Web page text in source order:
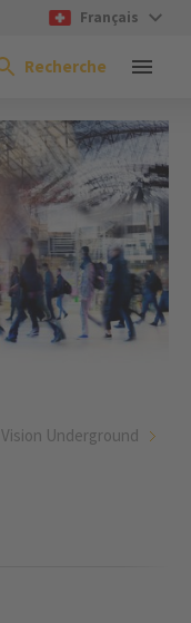
Français
Recherche
Vision Underground